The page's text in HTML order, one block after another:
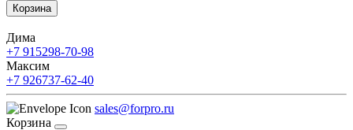
Корзина
Дима
+7 915298-70-98
Максим
+7 926737-62-40
sales@forpro.ru
Корзина